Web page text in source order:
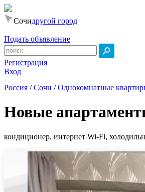
Сочидругой город
Подать объявление
Регистрация
Вход
Россия /Сочи /Однокомнатные
Новые
кондиционер, интернет Wi-Fi,